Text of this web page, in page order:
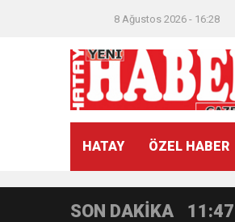
8 Ağustos 2026 - 16:28
HATAY ÖZEL HABER
SON DAKİKA
21:40
11:47